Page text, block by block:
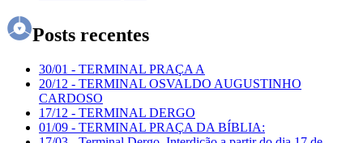
Posts recentes
30/01 - TERMINAL PRAÇA A
20/12 - TERMINAL OSVALDO AUGUSTINHO
CARDOSO
17/12 - TERMINAL DERGO
01/09 - TERMINAL PRAÇA DA BÍBLIA: